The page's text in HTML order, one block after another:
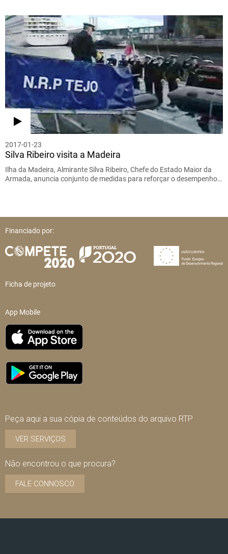
2017-01-23
Silva Ribeiro visita a Madeira
Ilha da Madeira, Almirante Silva Ribeiro, Chefe do Estado Maior da
Armada, anuncia conjunto de medidas para reforçar o desempenho…
Financiado por:
Ficha de projeto
App Mobile
Peça aqui a sua cópia de conteúdos do arquivo RTP
VER SERVIÇOS
Não encontrou o que procura?
FALE CONNOSCO